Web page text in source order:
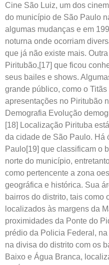
Cine São Luiz, um dos
do município de São Paulo
algumas mudanças e em
noturna onde ocorriam
que já não existe mais.
Piritubão,[17] que ficou
seus bailes e shows.
grande público, como o
apresentações no Piritubão
Demografia Evolução
[18] Localização Pirituba
da cidade de São Paulo. Há
Paulo[19] que classificam o
norte do município,
como pertencente a zona
geográfica e histórica. Sua
bairros do distrito, tais como
localizados às margens da
proximidades da Ponte do
prédio da Policia Federal,
na divisa do distrito com os
Baixo e Água Branca,